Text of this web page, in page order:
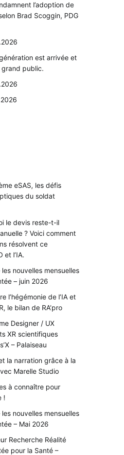
l’adoption de
Brad Scoggin, PDG
est arrivée et
grand public.
eSAS, les défis
du soldat
le devis reste-t-il
? Voici comment
résolvent ce
et l’IA.
nouvelles mensuelles
– juin 2026
l’hégémonie de l’IA et
le bilan de RA’pro
Designer / UX
XR scientifiques
– Palaiseau
la narration grâce à la
Marelle Studio
à connaître pour
!
nouvelles mensuelles
– Mai 2026
Recherche Réalité
pour la Santé –